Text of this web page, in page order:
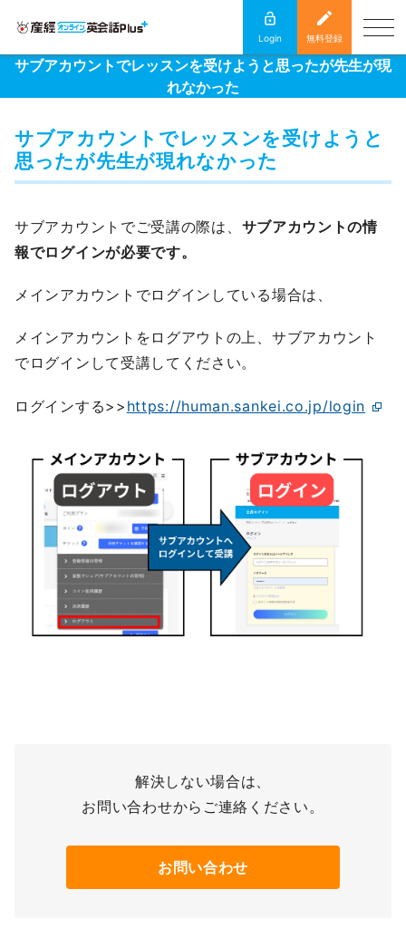
Login 無料登録
サブアカウントでレッスンを受けようと思ったが先生が現
れなかった
サブアカウントでレッスンを受けようと
思ったが先生が現れなかった
サブアカウントでご受講の際は、 サブアカウントの情
報でログインが必要です。
メインアカウントでログインしている場合は、
メインアカウントをログアウトの上、サブアカウント
でログインして受講してください。
ログインする>> https://human.sankei.co.jp/login
解決しない場合は、
お問い合わせからご連絡ください。
お問い合わせ